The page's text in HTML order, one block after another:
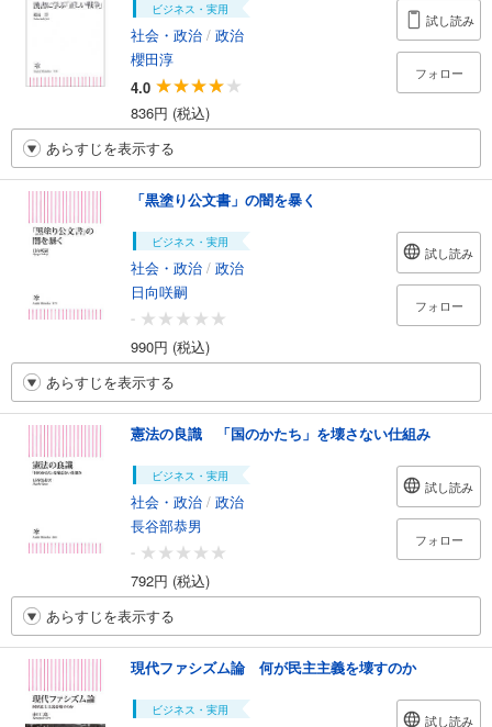
ビジネス・実用
社会・政治 / 政治
櫻田淳
4.0
836円 (税込)
試し読み
フォロー
あらすじを表示する
「黒塗り公文書」の闇を暴く
ビジネス・実用
社会・政治 / 政治
日向咲嗣
-
990円 (税込)
試し読み
フォロー
あらすじを表示する
憲法の良識 「国のかたち」を壊さない仕組み
ビジネス・実用
社会・政治 / 政治
長谷部恭男
-
792円 (税込)
試し読み
フォロー
あらすじを表示する
現代ファシズム論 何が民主主義を壊すのか
ビジネス・実用
試し読み